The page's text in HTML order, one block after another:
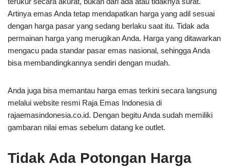
Artinya emas Anda tetap mendapatkan harga yang adil sesuai
dengan harga pasar yang sedang berlaku saat itu. Tidak ada
permainan harga yang merugikan Anda. Harga yang ditawarkan
mengacu pada standar pasar emas nasional, sehingga Anda
bisa membandingkannya sendiri dengan mudah.
Anda juga bisa memantau harga emas terkini secara langsung
melalui website resmi Raja Emas Indonesia di
rajaemasindonesia.co.id. Dengan begitu Anda sudah memiliki
gambaran nilai emas sebelum datang ke outlet.
Tidak Ada Potongan Harga